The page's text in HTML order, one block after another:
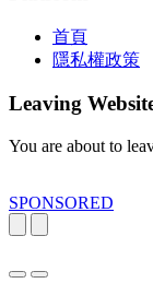
首頁
隱私權政策
Leaving
You are about to
SPONSORED